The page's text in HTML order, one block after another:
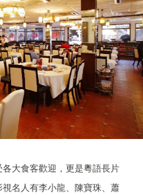
各大食客歡迎，更是粵語長片
名人有李小龍、陳寶珠、蕭